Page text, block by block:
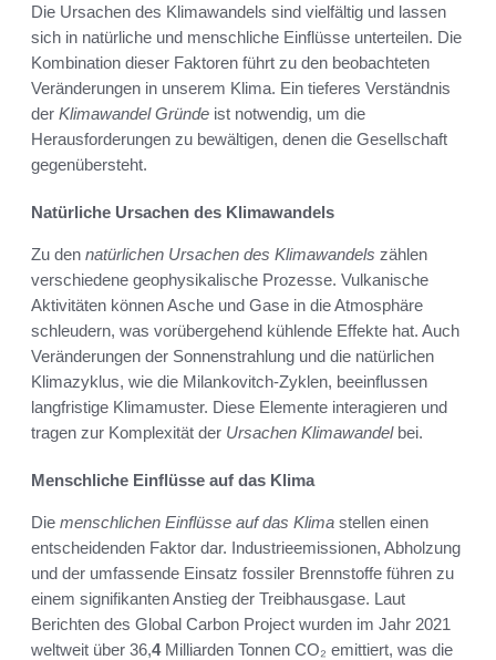
Die Ursachen des Klimawandels sind vielfältig und lassen
sich in natürliche und menschliche Einflüsse unterteilen. Die
Kombination dieser Faktoren führt zu den beobachteten
Veränderungen in unserem Klima. Ein tieferes Verständnis
der Klimawandel Gründe ist notwendig, um die
Herausforderungen zu bewältigen, denen die Gesellschaft
gegenübersteht.
Natürliche Ursachen des Klimawandels
Zu den natürlichen Ursachen des Klimawandels zählen
verschiedene geophysikalische Prozesse. Vulkanische
Aktivitäten können Asche und Gase in die Atmosphäre
schleudern, was vorübergehend kühlende Effekte hat. Auch
Veränderungen der Sonnenstrahlung und die natürlichen
Klimazyklus, wie die Milankovitch-Zyklen, beeinflussen
langfristige Klimamuster. Diese Elemente interagieren und
tragen zur Komplexität der Ursachen Klimawandelbei.
Menschliche Einflüsse auf das Klima
Die menschlichen Einflüsse auf das Klima stellen einen
entscheidenden Faktor dar. Industrieemissionen, Abholzung
und der umfassende Einsatz fossiler Brennstoffe führen zu
einem signifikanten Anstieg der Treibhausgase. Laut
Berichten des Global Carbon Project wurden im Jahr 2021
weltweit über 36,4Milliarden Tonnen CO₂ emittiert, was die